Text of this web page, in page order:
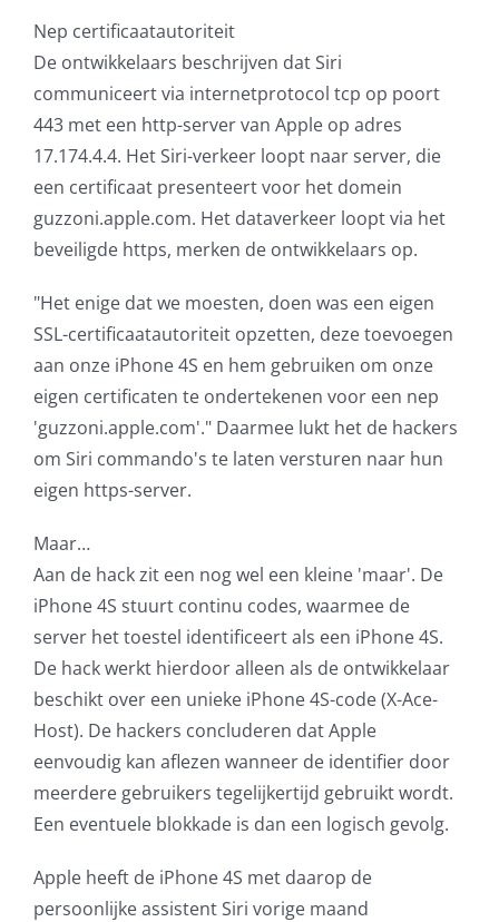
Nep certificaatautoriteit
De ontwikkelaars beschrijven dat Siri
communiceert via internetprotocol tcp op poort
443 met een http-server van Apple op adres
17.174.4.4. Het Siri-verkeer loopt naar server, die
een certificaat presenteert voor het domein
guzzoni.apple.com. Het dataverkeer loopt via het
beveiligde https, merken de ontwikkelaars op.
"Het enige dat we moesten, doen was een eigen
SSL-certificaatautoriteit opzetten, deze toevoegen
aan onze iPhone 4S en hem gebruiken om onze
eigen certificaten te ondertekenen voor een nep
'guzzoni.apple.com'." Daarmee lukt het de hackers
om Siri commando's te laten versturen naar hun
eigen https-server.
Maar…
Aan de hack zit een nog wel een kleine 'maar'. De
iPhone 4S stuurt continu codes, waarmee de
server het toestel identificeert als een iPhone 4S.
De hack werkt hierdoor alleen als de ontwikkelaar
beschikt over een unieke iPhone 4S-code (X-Ace-
Host). De hackers concluderen dat Apple
eenvoudig kan aflezen wanneer de identifier door
meerdere gebruikers tegelijkertijd gebruikt wordt.
Een eventuele blokkade is dan een logisch gevolg.
Apple heeft de iPhone 4S met daarop de
persoonlijke assistent Siri vorige maand